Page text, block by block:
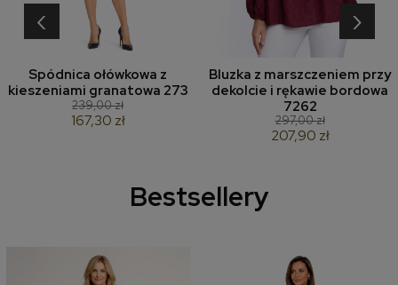
Spódnica ołówkowa z
kieszeniami granatowa 273
239,00 zł
167,30 zł
Bluzka z marszczeniem przy
dekolcie i rękawie bordowa
7262
297,00 zł
207,90 zł
‹ ›
Bestsellery